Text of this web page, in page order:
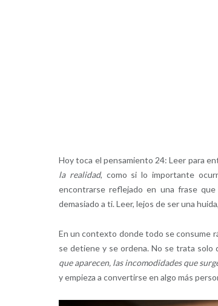
Hoy toca el pensamiento 24: Leer para
la realidad, como si lo importante
encontrarse reflejado en una frase
demasiado a ti. Leer, lejos de ser una
En un contexto donde todo se consume
se detiene y se ordena. No se trata solo
que aparecen, las incomodidades que
y empieza a convertirse en algo más